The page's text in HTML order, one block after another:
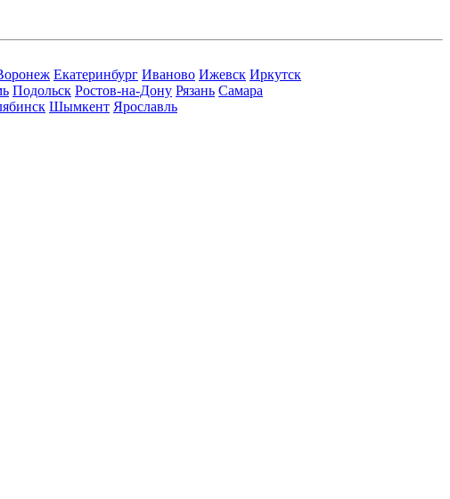
Екатеринбург Иваново Ижевск Иркутск
Подольск Ростов-на-Дону Рязань Самара
Шымкент Ярославль